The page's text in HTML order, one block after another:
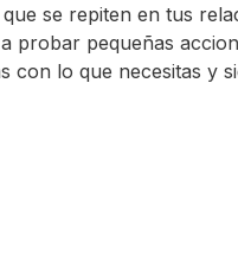
se repiten en tus
probar pequeñas
con lo que necesitas y